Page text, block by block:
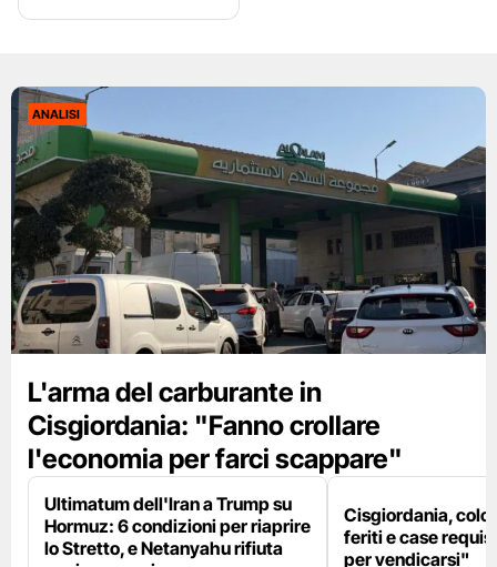
ANALISI
L'arma del carburante in
Cisgiordania: "Fanno crollare
l'economia per farci scappare"
Ultimatum dell'Iran a Trump su
Hormuz: 6 condizioni per riaprire
lo Stretto, e Netanyahu rifiuta
Cisgiordania,
feriti e case
per vendicarsi"